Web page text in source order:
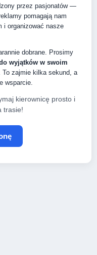
przez pasjonatów —
pomagają nam
i organizować nasze
dobrane. Prosimy
wyjątków w swoim
To zajmie kilka sekund, a
wsparcie.
kierownicę prosto i
trasie!